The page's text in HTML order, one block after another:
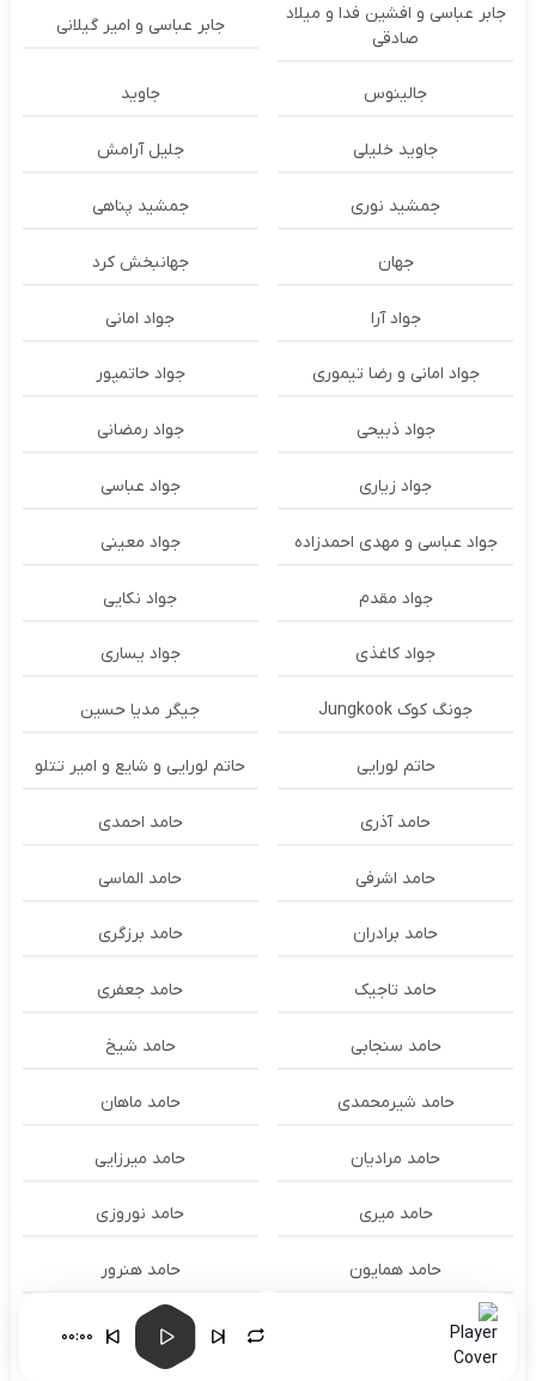
جابر عباسی و افشین فدا و میلاد
صادقی
جابر عباسی و امیر گیلانی
جالینوس جاوید
جاوید خلیلی جلیل آرامش
جمشید نوری جمشید پناهی
جهان جهانبخش کرد
جواد آرا جواد امانی
جواد امانی و رضا تیموری جواد حاتمپور
جواد ذبیحی جواد رمضانی
جواد زیاری جواد عباسی
جواد عباسی و مهدی احمدزاده جواد معینی
جواد مقدم جواد نکایی
جواد کاغذی جواد یساری
جونگ کوک Jungkook جیگر مدیا حسین
حاتم لورایی حاتم لورایی و شایع و امیر تتلو
حامد آذری حامد احمدی
حامد اشرفی حامد الماسی
حامد برادران حامد برزگری
حامد تاجیک حامد جعفری
حامد سنجابی حامد شیخ
حامد شیرمحمدی حامد ماهان
حامد مرادیان حامد میرزایی
حامد میری حامد نوروزی
حامد همایون حامد هنرور
حامد یوسفی 00:00